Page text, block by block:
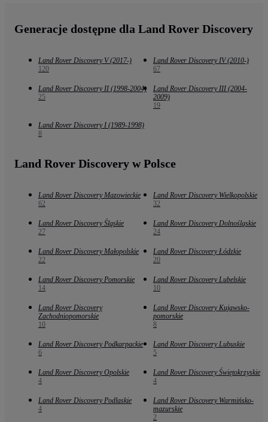
Generacje dostępne dla Land Rover Discovery
Land Rover Discovery V (2017-)
120
Land Rover Discovery IV (2010-)
67
Land Rover Discovery II (1998-2004)
25
Land Rover Discovery III (2004-
2009)
19
Land Rover Discovery I (1989-1998)
8
Land Rover Discovery w Polsce
Land Rover Discovery Mazowieckie
62
Land Rover Discovery Wielkopolskie
32
Land Rover Discovery Śląskie
27
Land Rover Discovery Dolnośląskie
24
Land Rover Discovery Małopolskie
22
Land Rover Discovery Łódzkie
20
Land Rover Discovery Pomorskie
14
Land Rover Discovery Lubelskie
10
Land Rover Discovery
Zachodniopomorskie
10
Land Rover Discovery Kujawsko-
pomorskie
8
Land Rover Discovery Podkarpackie
6
Land Rover Discovery Lubuskie
5
Land Rover Discovery Opolskie
4
Land Rover Discovery Świętokrzyskie
4
Land Rover Discovery Podlaskie
4
Land Rover Discovery Warmińsko-
mazurskie
2